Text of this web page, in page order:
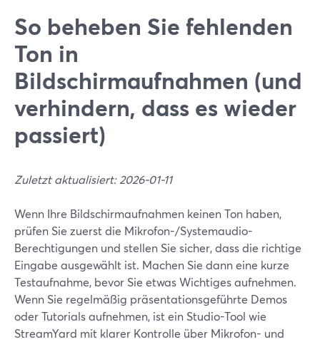
So beheben Sie fehlenden
Ton in
Bildschirmaufnahmen (und
verhindern, dass es wieder
passiert)
Zuletzt aktualisiert: 2026-01-11
Wenn Ihre Bildschirmaufnahmen keinen Ton haben,
prüfen Sie zuerst die Mikrofon-/Systemaudio-
Berechtigungen und stellen Sie sicher, dass die richtige
Eingabe ausgewählt ist. Machen Sie dann eine kurze
Testaufnahme, bevor Sie etwas Wichtiges aufnehmen.
Wenn Sie regelmäßig präsentationsgeführte Demos
oder Tutorials aufnehmen, ist ein Studio-Tool wie
StreamYard mit klarer Kontrolle über Mikrofon- und